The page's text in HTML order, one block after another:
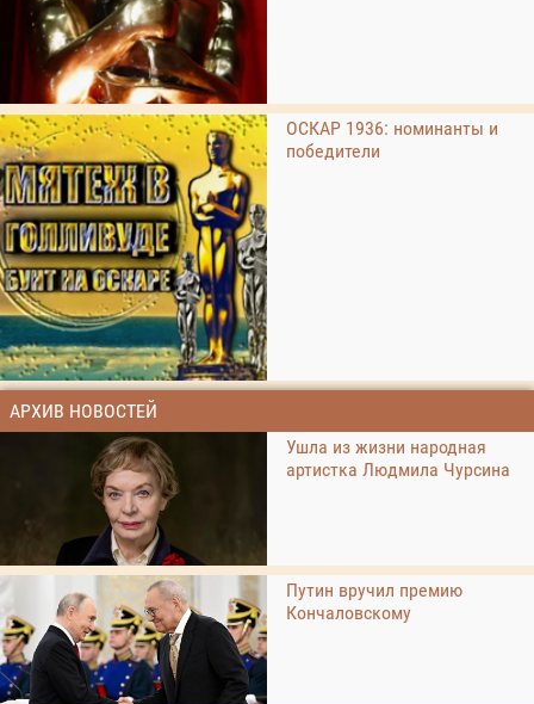
ОСКАР 1936: номинанты и
победители
АРХИВ НОВОСТЕЙ
Ушла из жизни народная
артистка Людмила Чурсина
Путин вручил премию
Кончаловскому